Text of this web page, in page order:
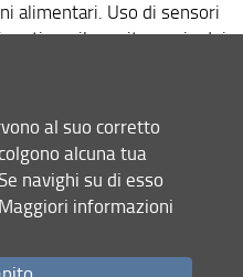
alimentari. Uso di sensori
per il monitoraggio dei
post-doc e
al suo corretto
alcuna tua
navighi su di esso
Maggiori informazioni